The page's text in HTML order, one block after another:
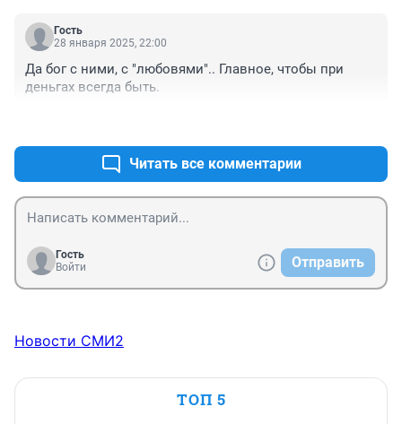
Гость
28 января 2025, 22:00
Да бог с ними, с "любовями".. Главное, чтобы при
деньгах всегда быть.
Читать все комментарии
Гость
Войти
Отправить
Новости СМИ2
ТОП 5